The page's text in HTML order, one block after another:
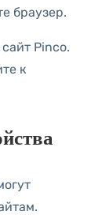
браузер.
Pinco.
к